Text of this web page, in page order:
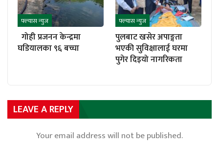
फ्ल्यास न्युज
गोही प्रजनन केन्द्रमा
घडियालका ९६ बच्चा
फ्ल्यास न्युज
पुलबाट खसेर अपाङ्गता
भएकी सुविक्षालाई घरमा
पुगेर दिइयो नागरिकता
LEAVE A REPLY
Your email address will not be published.